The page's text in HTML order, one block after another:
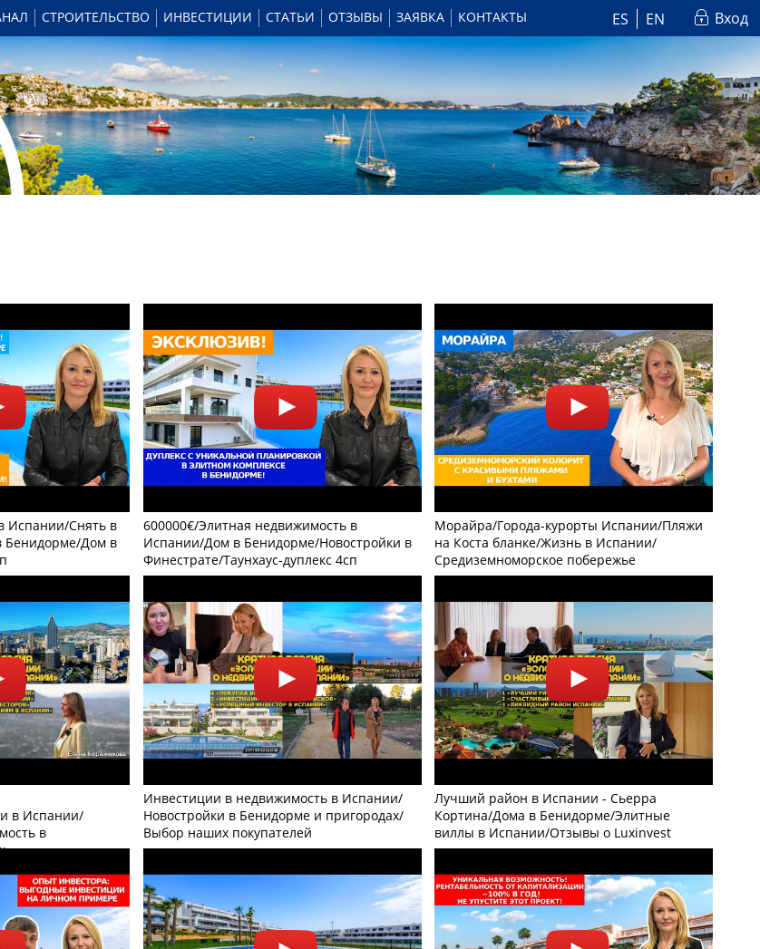
СТРОИТЕЛЬСТВО ИНВЕСТИЦИИ СТАТЬИ ОТЗЫВЫ ЗАЯВКА КОНТАКТЫ ES EN Вход
Испании/Снять в
Бенидорме/Дом в
600000€/Элитная недвижимость в
Испании/Дом в Бенидорме/Новостройки в
Финестрате/Таунхаус-дуплекс 4сп
Морайра/Города-курорты Испании/Пляжи
на Коста бланке/Жизнь в Испании/
Средиземноморское побережье
в Испании/
в
Инвестиции в недвижимость в Испании/
Новостройки в Бенидорме и пригородах/
Выбор наших покупателей
Лучший район в Испании - Сьерра
Кортина/Дома в Бенидорме/Элитные
виллы в Испании/Отзывы о Luxinvest